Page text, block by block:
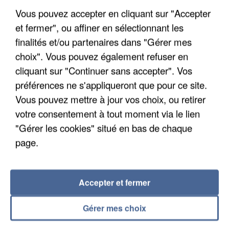
UN SECOND CADRE DE LA DZ MAFIA
INTERPELLÉ EN ALGÉRIE
Vous pouvez accepter en cliquant sur "Accepter
et fermer", ou affiner en sélectionnant les
finalités et/ou partenaires dans "Gérer mes
choix". Vous pouvez également refuser en
cliquant sur "Continuer sans accepter". Vos
préférences ne s'appliqueront que pour ce site.
Vous pouvez mettre à jour vos choix, ou retirer
votre consentement à tout moment via le lien
"Gérer les cookies" situé en bas de chaque
page.
Gérer mes choix
Accepter et fermer